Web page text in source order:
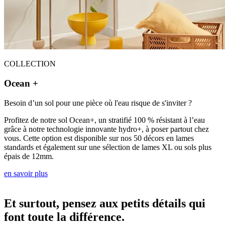
COLLECTION
Ocean +
Besoin d’un sol pour une pièce où l'eau risque de s'inviter ?
Profitez de notre sol Ocean+, un stratifié 100 % résistant à l’eau
grâce à notre technologie innovante hydro+, à poser partout chez
vous. Cette option est disponible sur nos 50 décors en lames
standards et également sur une sélection de lames XL ou sols plus
épais de 12mm.
en savoir plus
Et surtout, pensez aux petits détails qui
font toute la différence.